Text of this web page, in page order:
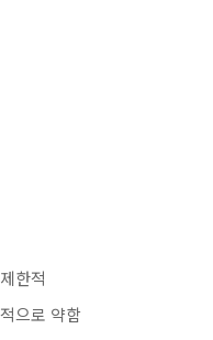
한적
으로 약함